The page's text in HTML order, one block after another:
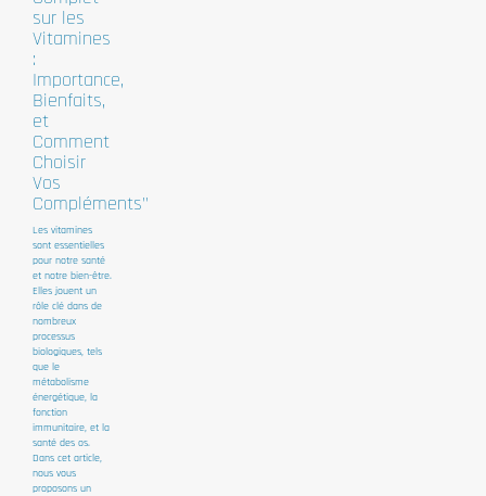
sur les
Vitamines
:
Importance,
Bienfaits,
et
Comment
Choisir
Vos
Compléments"
Les vitamines
sont essentielles
pour notre santé
et notre bien-être.
Elles jouent un
rôle clé dans de
nombreux
processus
biologiques, tels
que le
métabolisme
énergétique, la
fonction
immunitaire, et la
santé des os.
Dans cet article,
nous vous
proposons un